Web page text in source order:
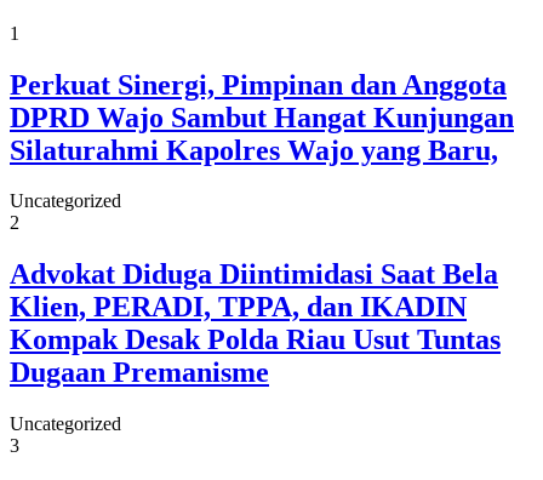
1
Perkuat Sinergi, Pimpinan dan Anggota
DPRD Wajo Sambut Hangat Kunjungan
Silaturahmi Kapolres Wajo yang Baru,
Uncategorized
2
Advokat Diduga Diintimidasi Saat Bela
Klien, PERADI, TPPA, dan IKADIN
Kompak Desak Polda Riau Usut Tuntas
Dugaan Premanisme
Uncategorized
3